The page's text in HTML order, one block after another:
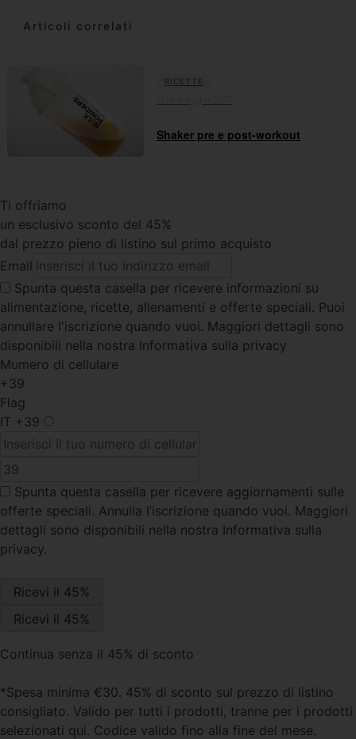
Articoli correlati
RICETTE
Shaker pre e post-workout
Ti offriamo
un esclusivo sconto del 45%
dal prezzo pieno di listino sul primo acquisto
Email
Spunta questa casella per ricevere informazioni su
alimentazione, ricette, allenamenti e offerte speciali. Puoi
annullare l'iscrizione quando vuoi. Maggiori dettagli sono
disponibili nella nostra Informativa sulla privacy
Mumero di cellulare
+39
Flag
IT +39
Spunta questa casella per ricevere aggiornamenti sulle
offerte speciali. Annulla l’iscrizione quando vuoi. Maggiori
dettagli sono disponibili nella nostra Informativa sulla
privacy.
Continua senza il 45% di sconto
*Spesa minima €30. 45% di sconto sul prezzo di listino
consigliato. Valido per tutti i prodotti, tranne per i prodotti
selezionati qui. Codice valido fino alla fine del mese.